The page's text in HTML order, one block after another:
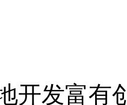
开发富有